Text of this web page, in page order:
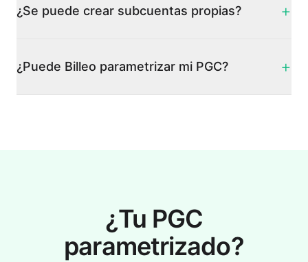
¿Se puede crear subcuentas propias? +
¿Puede Billeo parametrizar mi PGC? +
¿Tu PGC
parametrizado?